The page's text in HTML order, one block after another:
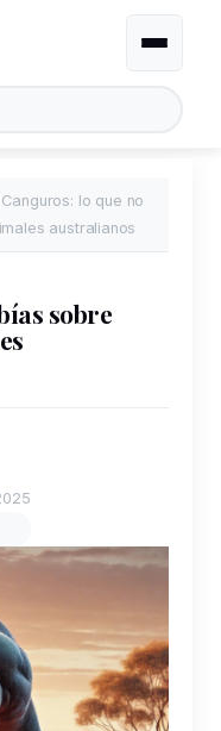
Alternar
Canguros: lo que no
australianos
sobre